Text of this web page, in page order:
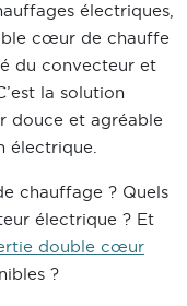
électriques,
cœur de chauffe
du convecteur et
la solution
douce et agréable
électrique.
chauffage ? Quels
électrique ? Et
double cœur
?